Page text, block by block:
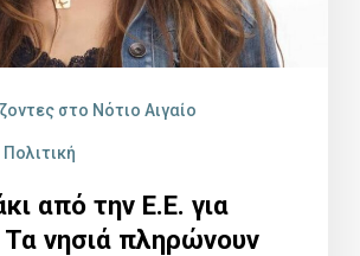
στο Νότιο Αιγαίο
Πολιτική
από την Ε.Ε. για
νησιά πληρώνουν